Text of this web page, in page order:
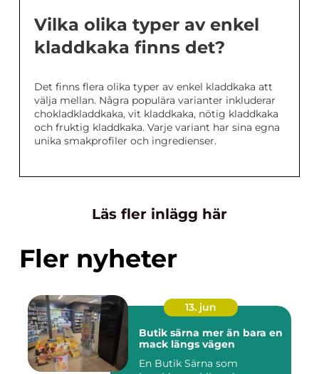
Vilka olika typer av enkel
kladdkaka finns det?
Det finns flera olika typer av enkel kladdkaka att
välja mellan. Några populära varianter inkluderar
chokladkladdkaka, vit kladdkaka, nötig kladdkaka
och fruktig kladdkaka. Varje variant har sina egna
unika smakprofiler och ingredienser.
Läs fler inlägg här
Fler nyheter
13. jun
Butik särna mer än bara en
mack längs vägen
En Butik Särna som